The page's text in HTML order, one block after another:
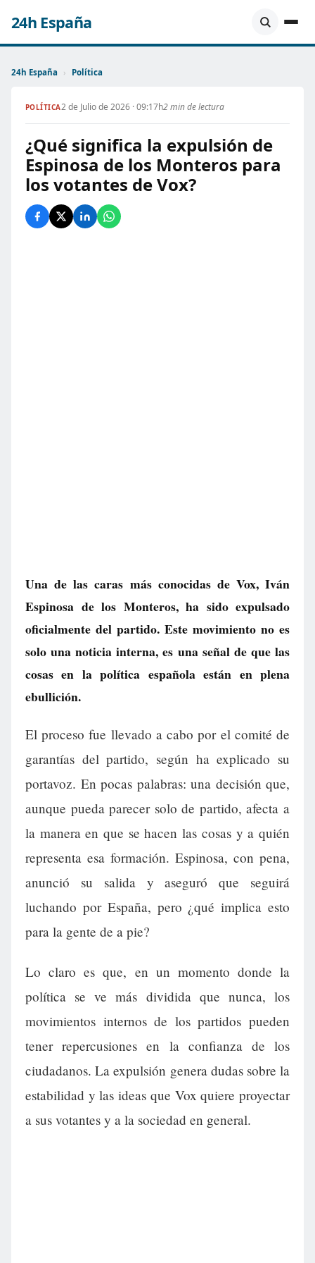
24h España
24h España › Política
POLÍTICA2 de Julio de 2026 · 09:17h2 min de lectura
¿Qué significa la expulsión de
Espinosa de los Monteros para
los votantes de Vox?
Una de las caras más conocidas de Vox, Iván
Espinosa de los Monteros, ha sido expulsado
oficialmente del partido. Este movimiento no es
solo una noticia interna, es una señal de que las
cosas en la política española están en plena
ebullición.
El proceso fue llevado a cabo por el comité de
garantías del partido, según ha explicado su
portavoz. En pocas palabras: una decisión que,
aunque pueda parecer solo de partido, afecta a
la manera en que se hacen las cosas y a quién
representa esa formación. Espinosa, con pena,
anunció su salida y aseguró que seguirá
luchando por España, pero ¿qué implica esto
para la gente de a pie?
Lo claro es que, en un momento donde la
política se ve más dividida que nunca, los
movimientos internos de los partidos pueden
tener repercusiones en la confianza de los
ciudadanos. La expulsión genera dudas sobre la
estabilidad y las ideas que Vox quiere proyectar
a sus votantes y a la sociedad en general.